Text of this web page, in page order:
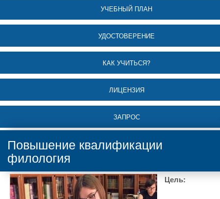
УЧЕБНЫЙ ПЛАН
УДОСТОВЕРЕНИЕ
КАК УЧИТЬСЯ?
ЛИЦЕНЗИЯ
ЗАПРОС
Повышение квалификации
филология
Цель: